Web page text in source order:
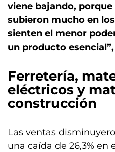
viene bajando,
subieron mucho en
sienten el menor
un producto
Ferretería,
eléctricos y
construcción
Las ventas
una caída de 26,3% en